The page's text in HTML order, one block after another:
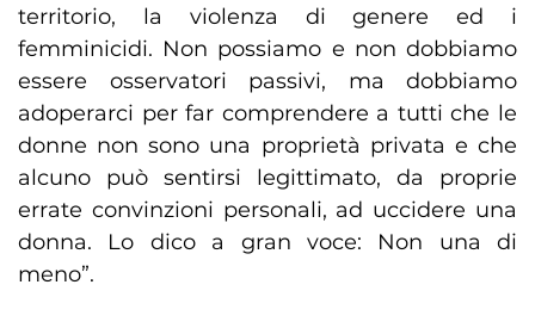
territorio, la violenza di genere ed i
femminicidi. Non possiamo e non dobbiamo
essere osservatori passivi, ma dobbiamo
adoperarci per far comprendere a tutti che le
donne non sono una proprietà privata e che
alcuno può sentirsi legittimato, da proprie
errate convinzioni personali, ad uccidere una
donna. Lo dico a gran voce: Non una di
meno”.